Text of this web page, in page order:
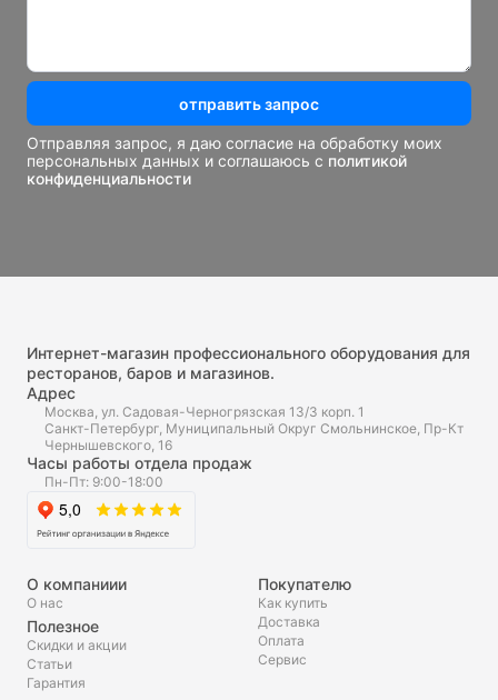
отправить запрос
Отправляя запрос, я даю согласие на обработку моих
персональных данных и соглашаюсь с политикой
конфиденциальности
Интернет-магазин профессионального оборудования для
ресторанов, баров и магазинов.
Адрес
Москва, ул. Садовая-Черногрязская 13/3 корп. 1
Санкт-Петербург, Муниципальный Округ Смольнинское, Пр-Кт
Чернышевского, 16
Часы работы отдела продаж
Пн-Пт: 9:00-18:00
О компаниии
О нас
Полезное
Скидки и акции
Статьи
Гарантия
Покупателю
Как купить
Доставка
Оплата
Сервис